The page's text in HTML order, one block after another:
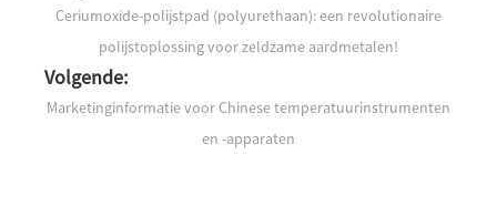
Ceriumoxide-polijstpad (polyurethaan): een revolutionaire
polijstoplossing voor zeldzame aardmetalen!
Volgende:
Marketinginformatie voor Chinese temperatuurinstrumenten
en -apparaten